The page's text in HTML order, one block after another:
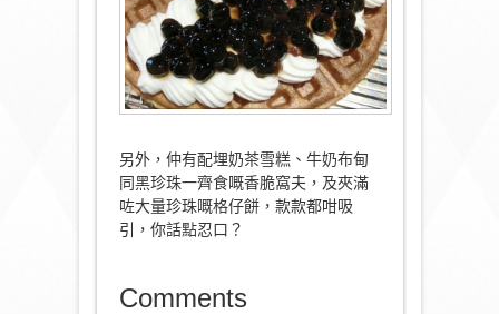
另外，仲有配埋奶茶雪糕、牛奶布甸
同黑珍珠一齊食嘅香脆窩夫，及夾滿
咗大量珍珠嘅格仔餅，款款都咁吸
引，你話點忍口？
Comments